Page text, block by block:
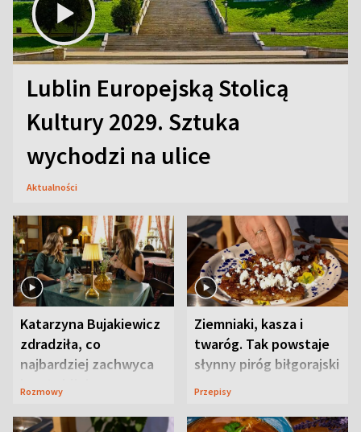
Lublin Europejską Stolicą
Kultury 2029. Sztuka
wychodzi na ulice
Aktualności
Katarzyna Bujakiewicz
zdradziła, co
najbardziej zachwyca
ją w Lublinie
Rozmowy
Ziemniaki, kasza i
twaróg. Tak powstaje
słynny piróg biłgorajski
Przepisy